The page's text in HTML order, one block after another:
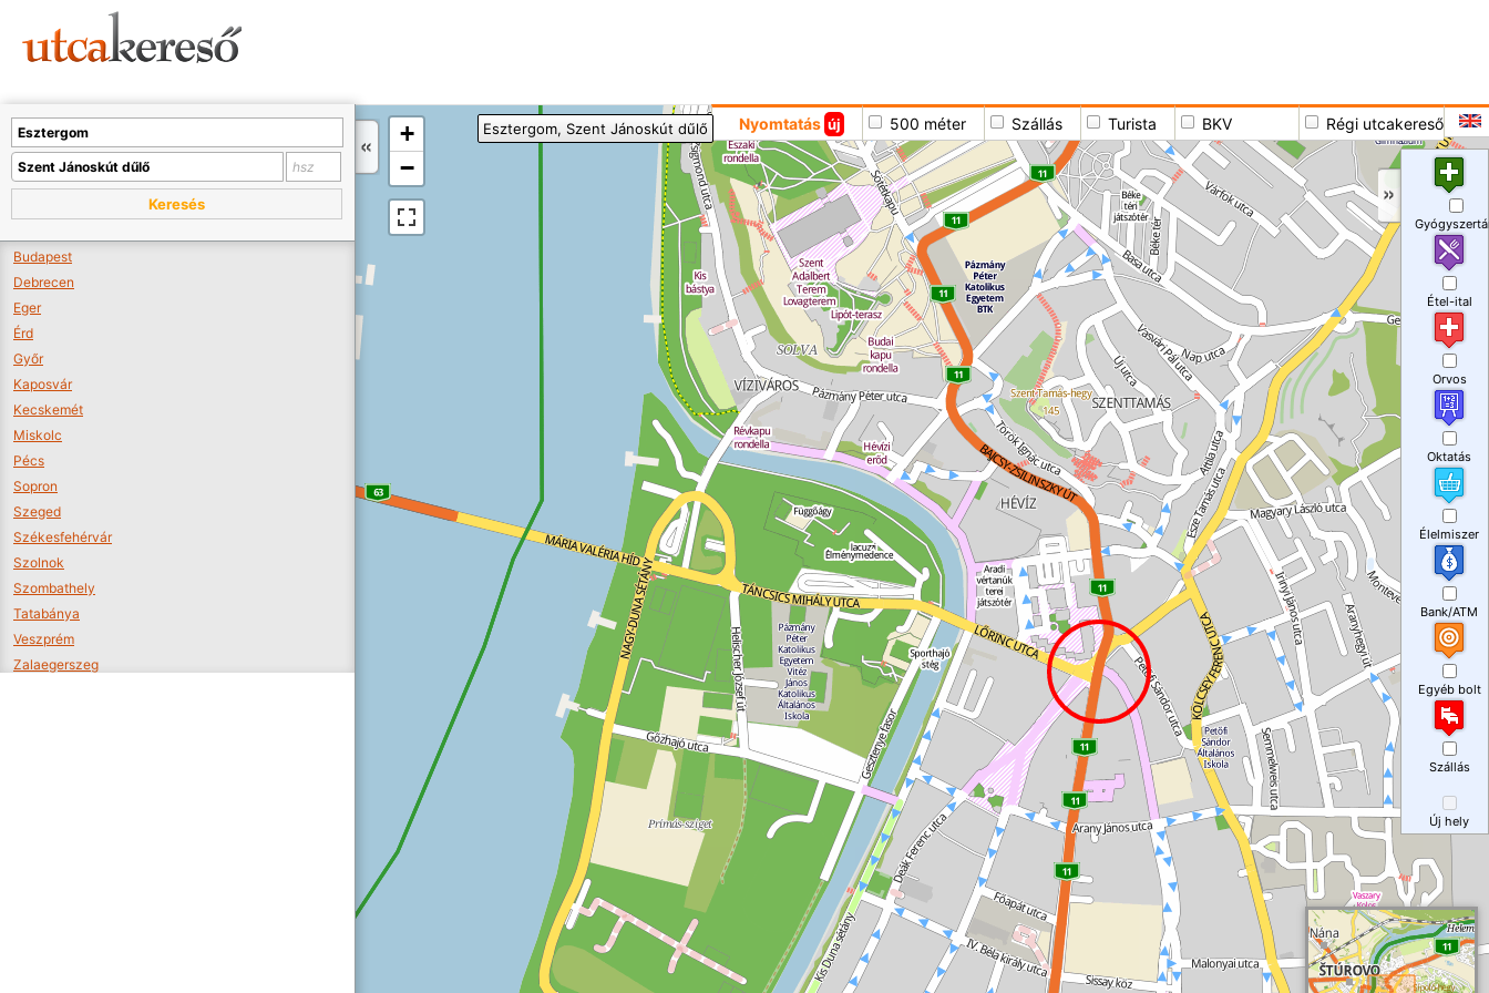
+
−
Nyomtatás új 500 méter Szállás Turista BKV Régi utcakereső
Esztergom, Szent Jánoskút dűlő
Keresés
Budapest
Debrecen
Eger
Érd
Győr
Kaposvár
Kecskemét
Miskolc
Pécs
Sopron
Szeged
Székesfehérvár
Szolnok
Szombathely
Tatabánya
Veszprém
Zalaegerszeg
Étel-ital
Orvos
Oktatás
Élelmiszer
Bank/ATM
Egyéb bolt
Szállás
Új hely
A térképet kicsinyíteni kell, hogy látszódjanak a boltok.
Boltok látszódjanak >>